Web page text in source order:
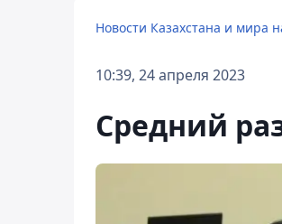
Новости Казахстана и мира
10:39, 24 апреля 2023
Средний